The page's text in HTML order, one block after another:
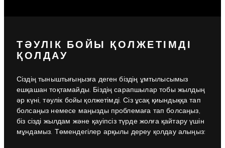
ТӘУЛІК БОЙЫ ҚОЛЖЕТІМДІ
ҚОЛДАУ
Сіздің тыныштығыңызға деген біздің ұмтылысымыз
ешқашан тоқтамайды. Біздің сарапшылар тобы жылдың
әр күні, тәулік бойы қолжетімді. Сіз ұсақ қиындыққа тап
болсаңыз немесе маңызды проблемаға тап болсаңыз,
біз сізді жылдам және қауіпсіз түрде жолға қайтару үшін
мұндамыз. Төмендегілер арқылы дереу қолдау алыңыз: